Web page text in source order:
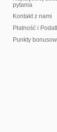
pytania
Kontakt z nami
Płatność i
Punkty